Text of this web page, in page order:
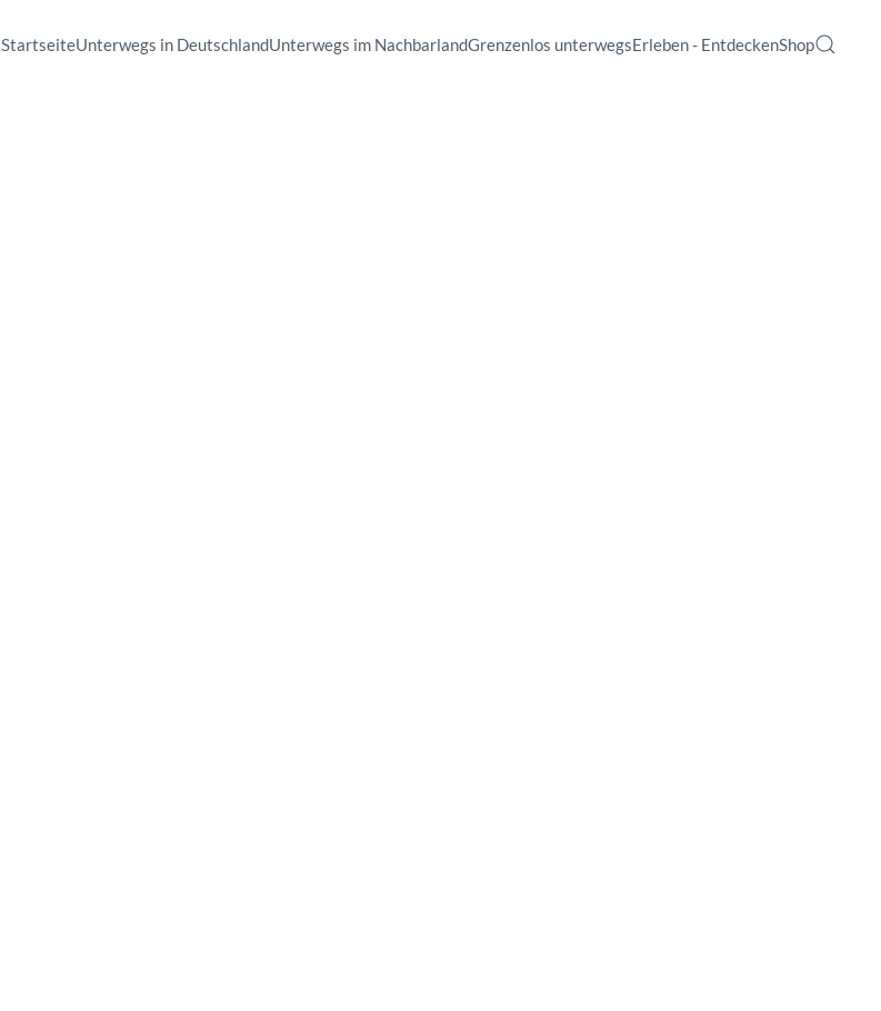
StartseiteUnterwegs in DeutschlandUnterwegs im NachbarlandGrenzenlos unterwegsErleben - EntdeckenShop